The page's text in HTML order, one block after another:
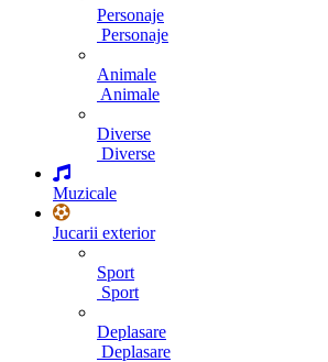
Personaje
Personaje
Animale
Animale
Diverse
Diverse
Muzicale
Jucarii exterior
Sport
Sport
Deplasare
Deplasare